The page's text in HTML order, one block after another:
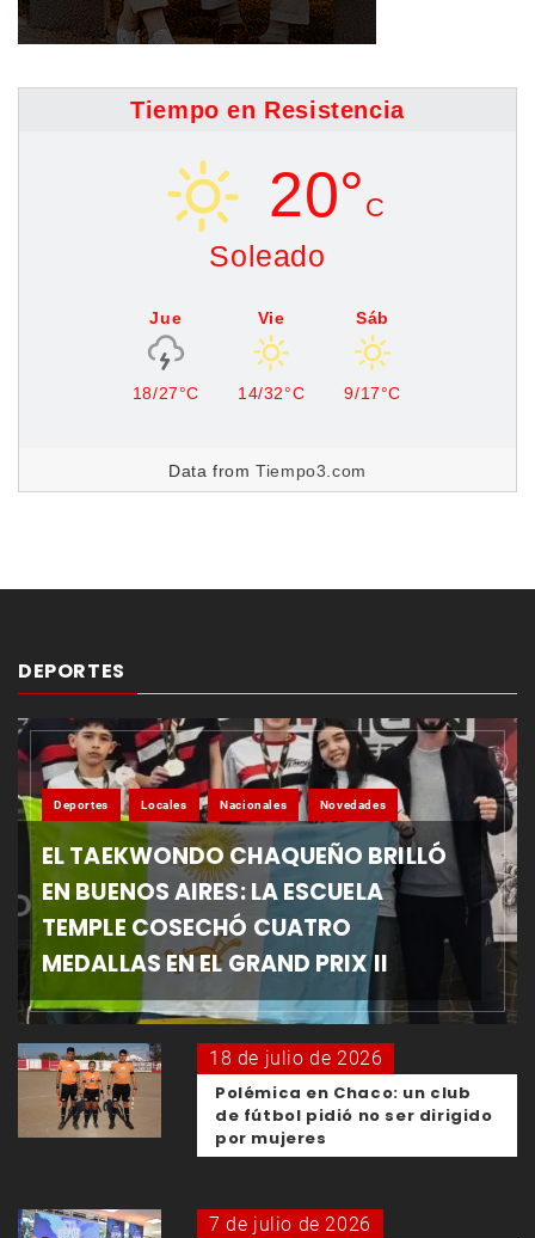
Tiempo en Resistencia
20° C
Soleado
Jue
18/27°C
Vie
14/32°C
Sáb
9/17°C
Data fromTiempo3.com
DEPORTES
Deportes Locales Nacionales Novedades
EL TAEKWONDO CHAQUEÑO BRILLÓ
EN BUENOS AIRES: LA ESCUELA
TEMPLE COSECHÓ CUATRO
MEDALLAS EN EL GRAND PRIX II
18 de julio de 2026
Polémica en Chaco: un club
de fútbol pidió no ser dirigido
por mujeres
7 de julio de 2026